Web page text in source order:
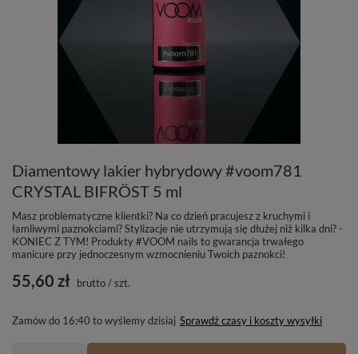
Diamentowy lakier hybrydowy #voom781
CRYSTAL BIFRÖST 5 ml
Masz problematyczne klientki? Na co dzień pracujesz z kruchymi i
łamliwymi paznokciami? Stylizacje nie utrzymują się dłużej niż kilka dni? -
KONIEC Z TYM! Produkty #VOOM nails to gwarancja trwałego
manicure przy jednoczesnym wzmocnieniu Twoich paznokci!
Zamów do 16:40 to wyślemy dzisiaj Sprawdź czasy i koszty wysyłki
55,60 zł brutto/szt.